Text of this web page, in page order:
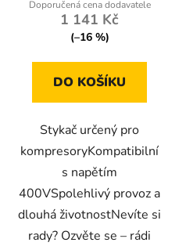
1 141 Kč
(–16 %)
DO KOŠÍKU
Stykač určený pro
kompresoryKompatibilní
s napětím
400VSpolehlivý provoz a
dlouhá životnostNevíte si
rady? Ozvěte se – rádi